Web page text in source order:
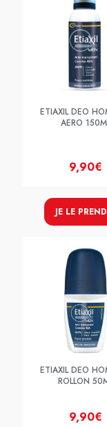
ETIAXIL DEO
AERO
9,90€
JE LE
ETIAXIL DEO
ROLLON
9,90€